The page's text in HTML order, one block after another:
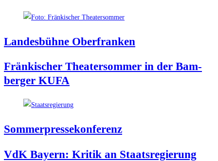
Lan­des­büh­ne Oberfranken
Frän­ki­scher Thea­ter­som­mer in der Bam­
ber­ger KUFA
Som­mer­pres­se­kon­fe­renz
VdK Bay­ern: Kri­tik an Staatsregierung